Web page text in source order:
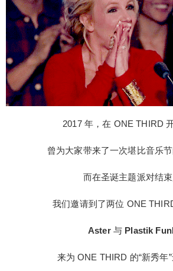
2017 年，在 ONE THIRD
曾为大家带来了一次堪比音乐
而在圣诞主题派对结
我们邀请到了两位 ONE
Aster与 Plastik
来为 ONE THIRD 的“新秀年
堪比音乐节的圣诞派对 而在圣诞
们邀请到了两位 ONE THIRD “常
stik Funk 来为 ONE THIRD 的“新
18 年 ONE THIRD 圣诞主题
典的查理与巧克力工厂 在童话般
邀请了 Timmy Trumpet 为充实的
美收官 大部分粉丝，在看完近期
pcoming Events 后会认为，神秘
题派对了.. 但小编在这里偷偷为大
有一场为特定人群准备的最特别的
揭开另一个派对的神秘面纱 12.26
HE WORLD @ONE THIRD 到了
“烹饪学校”也开始了圣诞假，对于
来说，这也是一个难得的假期。相
扫描二维码继续阅读